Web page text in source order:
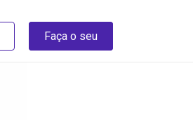
Faça o seu